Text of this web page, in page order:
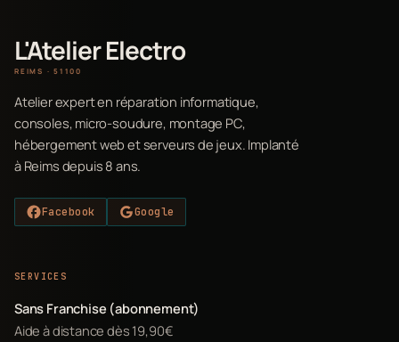
L'Atelier Electro
REIMS · 51100
Atelier expert en réparation informatique,
consoles, micro-soudure, montage PC,
hébergement web et serveurs de jeux. Implanté
à Reims depuis 8 ans.
Facebook Google
SERVICES
Sans Franchise (abonnement)
Aide à distance dès 19,90€